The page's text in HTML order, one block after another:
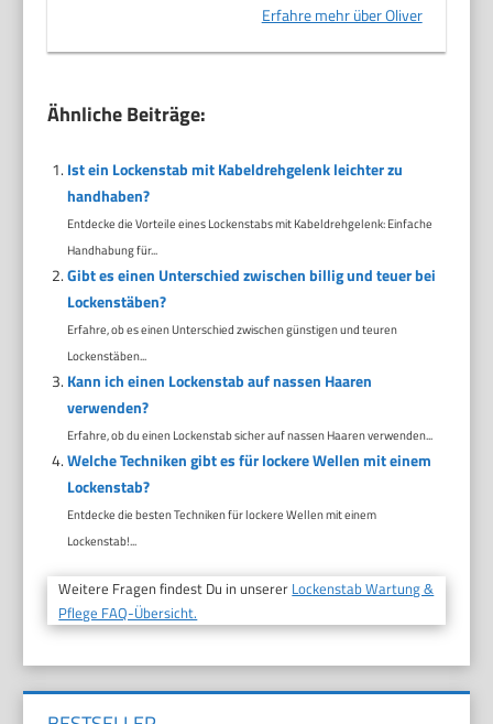
Erfahre mehr über Oliver
Ähnliche Beiträge:
Ist ein Lockenstab mit Kabeldrehgelenk leichter zu
handhaben?
Entdecke die Vorteile eines Lockenstabs mit Kabeldrehgelenk: Einfache
Handhabung für...
Gibt es einen Unterschied zwischen billig und teuer bei
Lockenstäben?
Erfahre, ob es einen Unterschied zwischen günstigen und teuren
Lockenstäben...
Kann ich einen Lockenstab auf nassen Haaren
verwenden?
Erfahre, ob du einen Lockenstab sicher auf nassen Haaren verwenden...
Welche Techniken gibt es für lockere Wellen mit einem
Lockenstab?
Entdecke die besten Techniken für lockere Wellen mit einem
Lockenstab!...
Weitere Fragen findest Du in unserer Lockenstab Wartung &
Pflege FAQ-Übersicht.